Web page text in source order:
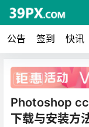
公告 签到 快讯
广告
Photoshop
下载与安装方